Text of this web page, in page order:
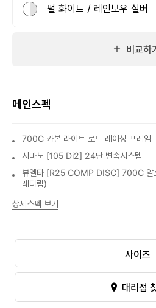
펄 화이트 / 레인보우 실버
비교하기
메인스펙
700C 카본 라이트 로드 레이싱 프레임
시마노 [105 Di2] 24단 변속시스템
뷰엘타 [R25 COMP DISC] 700C 알
레디림)
상세스펙 보기
사이즈
대리점